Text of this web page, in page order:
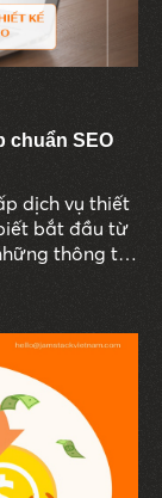
chuẩn SEO
dịch vụ thiết
bắt đầu từ
thông tin